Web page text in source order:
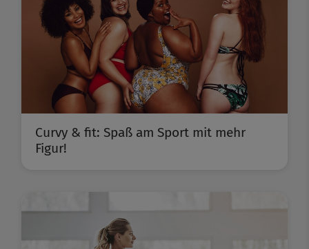
Curvy & fit: Spaß am Sport mit mehr
Figur!